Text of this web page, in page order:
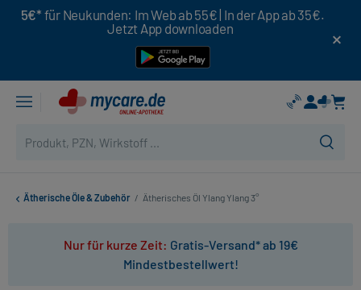
5€* für Neukunden: Im Web ab 55€ | In der App ab 35€.
Jetzt App downloaden
Ätherische Öle & Zubehör / Ätherisches Öl Ylang Ylang 3°
Nur für kurze Zeit: Gratis-Versand* ab 19€
Mindestbestellwert!